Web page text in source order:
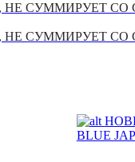
НЕ СУММИРУЕТ
НЕ СУММИРУЕТ
BLUE